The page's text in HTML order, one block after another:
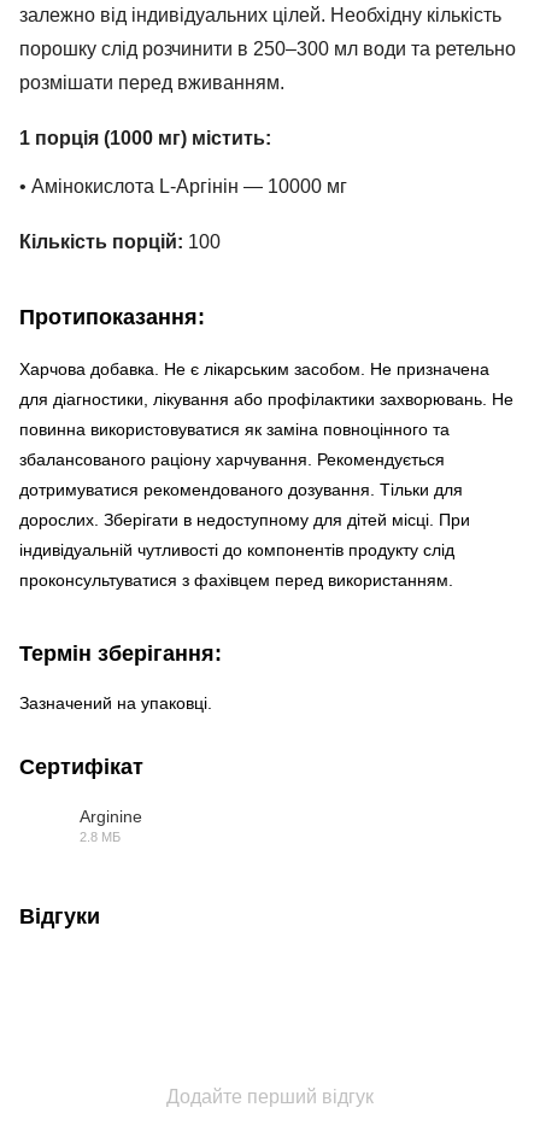
залежно від індивідуальних цілей. Необхідну кількість
порошку слід розчинити в 250–300 мл води та ретельно
розмішати перед вживанням.
1 порція (1000 мг) містить:
• Амінокислота L-Аргінін — 10000 мг
Кількість порцій: 100
Протипоказання:
Харчова добавка. Не є лікарським засобом. Не призначена
для діагностики, лікування або профілактики захворювань. Не
повинна використовуватися як заміна повноцінного та
збалансованого раціону харчування. Рекомендується
дотримуватися рекомендованого дозування. Тільки для
дорослих. Зберігати в недоступному для дітей місці. При
індивідуальній чутливості до компонентів продукту слід
проконсультуватися з фахівцем перед використанням.
Термін зберігання:
Зазначений на упаковці.
Сертифікат
Arginine
2.8 МБ
Відгуки
Додайте перший відгук